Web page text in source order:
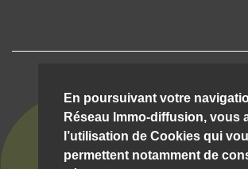
En poursuivant votre
Réseau Immo-diffusion, vous
l’utilisation de Cookies qui
permettent notamment de